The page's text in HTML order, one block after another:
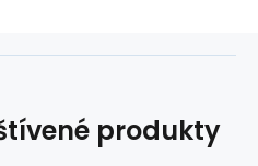
produkty